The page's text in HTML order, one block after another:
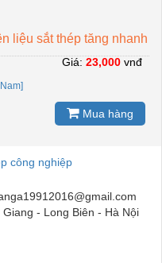
liệu sắt thép tăng nhanh
Giá: 23,000 vnđ
Mua hàng
công nghiệp
- Long Biên - Hà Nội